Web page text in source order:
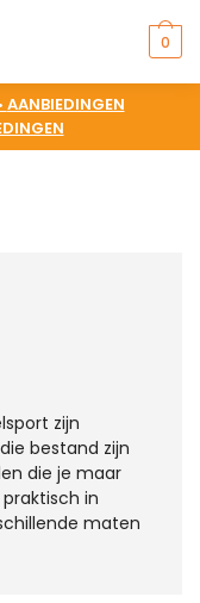
0
AANBIEDINGEN
zijn
bestand zijn
die je maar
in
maten